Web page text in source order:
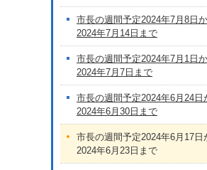
市長の週間予定2024年7月8日
2024年7月14日まで
市長の週間予定2024年7月1日
2024年7月7日まで
市長の週間予定2024年6月24日
2024年6月30日まで
市長の週間予定2024年6月17日
2024年6月23日まで